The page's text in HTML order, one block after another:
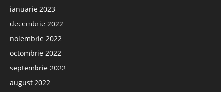
ianuarie 2023
decembrie 2022
noiembrie 2022
octombrie 2022
septembrie 2022
august 2022